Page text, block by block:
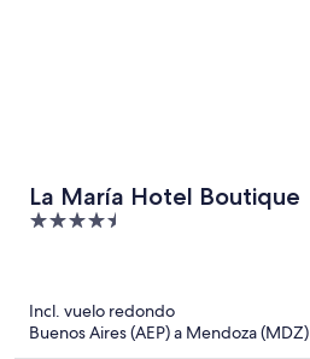
La María Hotel Boutique
4.5
5Incl. vuelo redondo
Buenos Aires (AEP) a Mendoza (MDZ)